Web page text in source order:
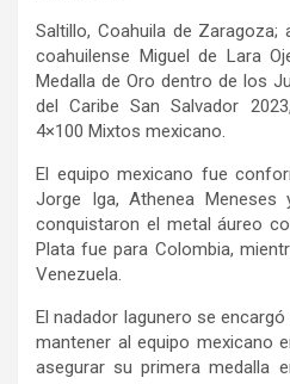
Saltillo, Coahuila de Zaragoza;
coahuilense Miguel de Lara
Medalla de Oro dentro de los
del Caribe San Salvador
4×100 Mixtos mexicano.
El equipo mexicano fue
Jorge Iga, Athenea Meneses
conquistaron el metal áureo
Plata fue para Colombia,
Venezuela.
El nadador lagunero se
mantener al equipo mexicano
asegurar su primera medalla